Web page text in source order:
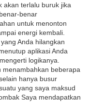
akan terlalu buruk jika
benar
untuk menonton
energi kembali.
Anda hilangkan
aplikasi Anda
logikanya.
menambahkan beberapa
hanya busur
yang saya maksud
Saya mendapatkan